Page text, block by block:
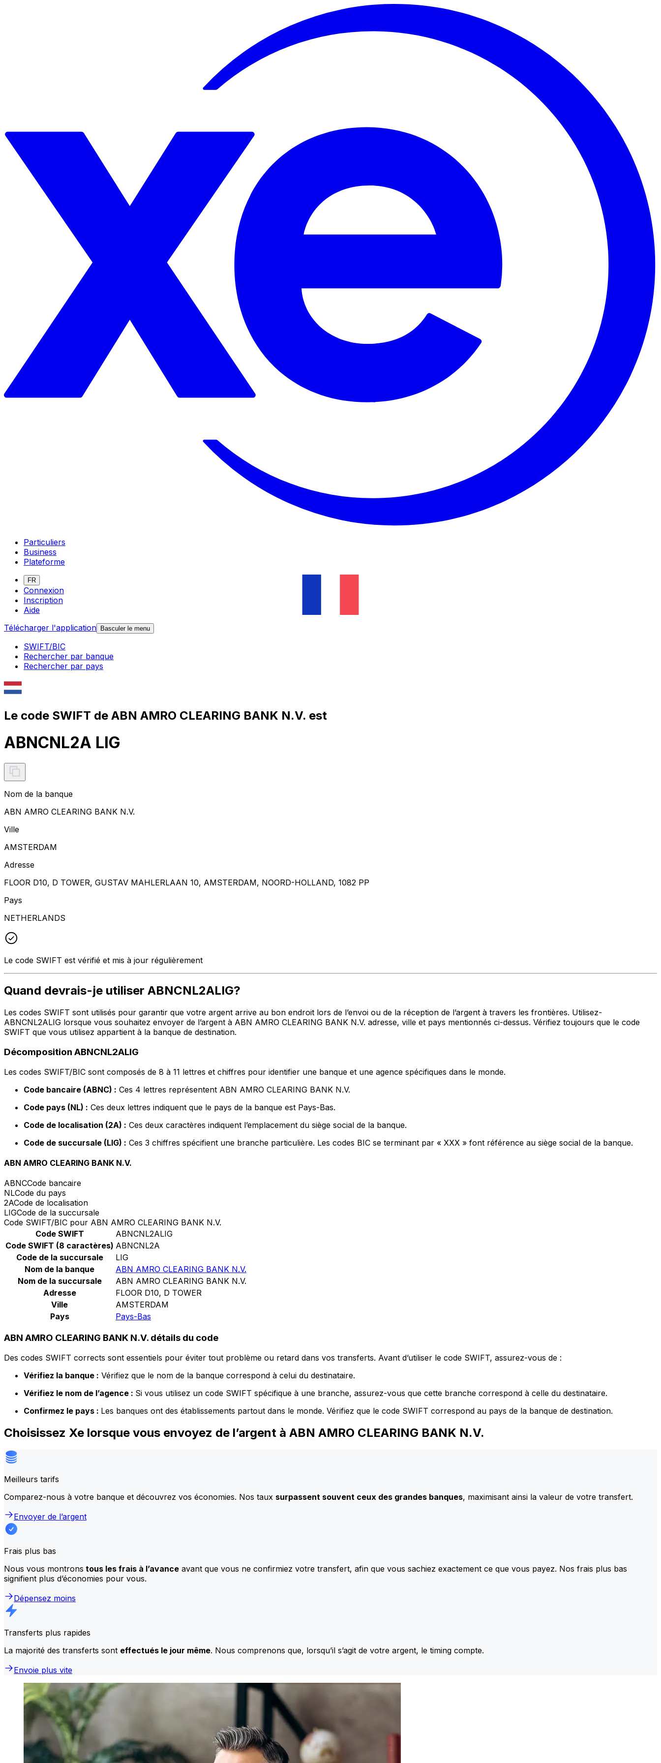
Particuliers
Business
Plateforme
FR
Connexion
Inscription
Aide
Télécharger l'application Basculer le menu
SWIFT/BIC
Rechercher par banque
Rechercher par pays
Le code SWIFT de ABN AMRO CLEARING BANK N.V. est
ABNCNL2A LIG
Nom de la banque
ABN AMRO CLEARING BANK N.V.
Ville
AMSTERDAM
Adresse
FLOOR D10, D TOWER, GUSTAV MAHLERLAAN 10, AMSTERDAM, NOORD-HOLLAND, 1082 PP
Pays
NETHERLANDS
Le code SWIFT est vérifié et mis à jour régulièrement
Quand devrais-je utiliser ABNCNL2ALIG?
Les codes SWIFT sont utilisés pour garantir que votre argent arrive au bon endroit lors de l’envoi ou de la réception de l’argent à travers les frontières. Utilisez-
ABNCNL2ALIG lorsque vous souhaitez envoyer de l’argent à ABN AMRO CLEARING BANK N.V. adresse, ville et pays mentionnés ci-dessus. Vérifiez toujours que le code
SWIFT que vous utilisez appartient à la banque de destination.
Décomposition ABNCNL2ALIG
Les codes SWIFT/BIC sont composés de 8 à 11 lettres et chiffres pour identifier une banque et une agence spécifiques dans le monde.
Code bancaire (ABNC) : Ces 4 lettres représentent ABN AMRO CLEARING BANK N.V.
Code pays (NL) : Ces deux lettres indiquent que le pays de la banque est Pays-Bas.
Code de localisation (2A) : Ces deux caractères indiquent l’emplacement du siège social de la banque.
Code de succursale (LIG) : Ces 3 chiffres spécifient une branche particulière. Les codes BIC se terminant par « XXX » font référence au siège social de la banque.
ABN AMRO CLEARING BANK N.V.
ABNCCode bancaire
NLCode du pays
2ACode de localisation
LIGCode de la succursale
Code SWIFT/BIC pour ABN AMRO CLEARING BANK N.V.
Code SWIFT
ABNCNL2ALIG
Code SWIFT (8 caractères) ABNCNL2A
Code de la succursale
LIG
Nom de la banque
ABN AMRO CLEARING BANK N.V.
Nom de la succursale
ABN AMRO CLEARING BANK N.V.
Adresse
FLOOR D10, D TOWER
Ville
AMSTERDAM
Pays
Pays-Bas
ABN AMRO CLEARING BANK N.V. détails du code
Des codes SWIFT corrects sont essentiels pour éviter tout problème ou retard dans vos transferts. Avant d’utiliser le code SWIFT, assurez-vous de :
Vérifiez la banque : Vérifiez que le nom de la banque correspond à celui du destinataire.
Vérifiez le nom de l’agence : Si vous utilisez un code SWIFT spécifique à une branche, assurez-vous que cette branche correspond à celle du destinataire.
Confirmez le pays : Les banques ont des établissements partout dans le monde. Vérifiez que le code SWIFT correspond au pays de la banque de destination.
Choisissez Xe lorsque vous envoyez de l’argent à ABN AMRO CLEARING BANK N.V.
Meilleurs tarifs
Comparez-nous à votre banque et découvrez vos économies. Nos taux surpassent souvent ceux des grandes banques, maximisant ainsi la valeur de votre transfert.
Envoyer de l’argent
Frais plus bas
Nous vous montrons tous les frais à l’avance avant que vous ne confirmiez votre transfert, afin que vous sachiez exactement ce que vous payez. Nos frais plus bas
signifient plus d’économies pour vous.
Dépensez moins
Transferts plus rapides
La majorité des transferts sont effectués le jour même. Nous comprenons que, lorsqu’il s’agit de votre argent, le timing compte.
Envoie plus vite